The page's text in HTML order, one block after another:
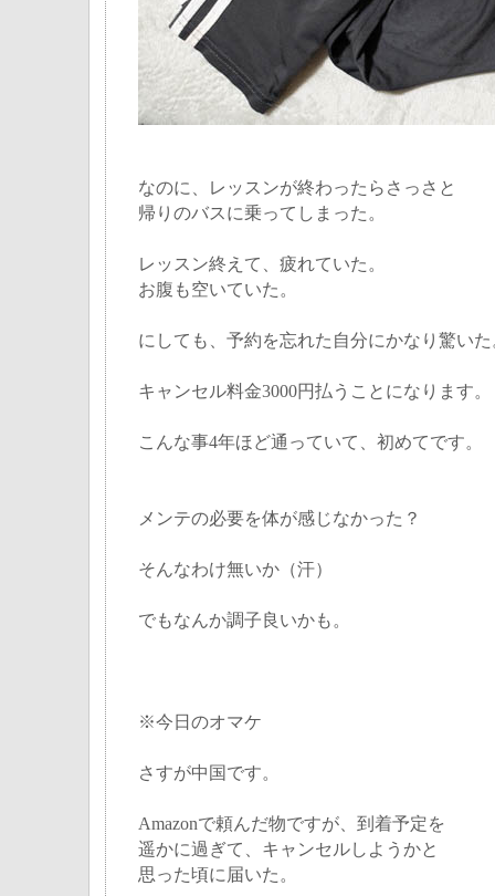
なのに、レッスンが終わったらさっさと
帰りのバスに乗ってしまった。
レッスン終えて、疲れていた。
お腹も空いていた。
にしても、予約を忘れた自分にかなり驚い
キャンセル料金3000円払うことになります。
こんな事4年ほど通っていて、初めてです。
メンテの必要を体が感じなかった？
そんなわけ無いか（汗）
でもなんか調子良いかも。
※今日のオマケ
さすが中国です。
Amazonで頼んだ物ですが、到着予定を
遥かに過ぎて、キャンセルしようかと
思った頃に届いた。